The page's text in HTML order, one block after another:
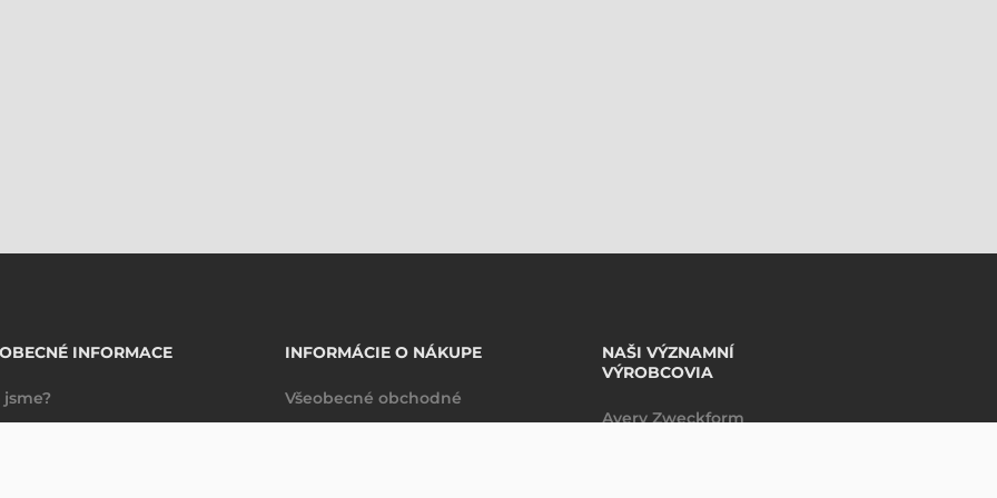
INFORMACE
jsme?
INFORMÁCIE O NÁKUPE
Všeobecné obchodné
NAŠI VÝZNAMNÍ
VÝROBCOVIA
Avery Zweckform